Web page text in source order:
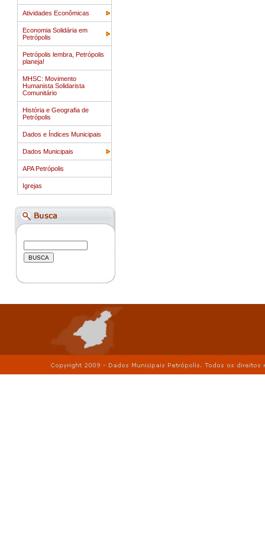
Atividades Econômicas
Economia Solidária em
Petrópolis
Petrópolis lembra, Petrópolis
planeja!
MHSC: Movimento
Humanista Solidarista
Comunitário
História e Geografia de
Petrópolis
Dados e Índices Municipais
Dados Municipais
APA Petrópolis
Igrejas